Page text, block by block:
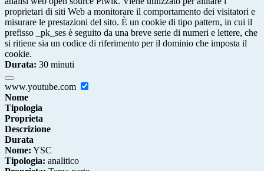
proprietari di siti Web a monitorare il comportamento dei visitatori e
misurare le prestazioni del sito. È un cookie di tipo pattern, in cui il
prefisso _pk_ses è seguito da una breve serie di numeri e lettere, che
si ritiene sia un codice di riferimento per il dominio che imposta il
cookie.
Durata: 30 minuti
www.youtube.com
Nome
Tipologia
Proprieta
Descrizione
Durata
Nome: YSC
Tipologia: analitico